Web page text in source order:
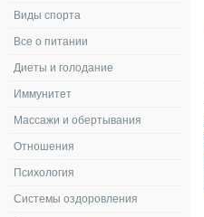
Виды спорта
Все о питании
Диеты и голодание
Иммунитет
Массажи и обертывания
Отношения
Психология
Системы оздоровления